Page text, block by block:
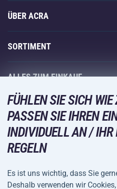
ÜBER ACRA
Über uns
Acra-Garantie
Kontakte
Großhandel
Einkaufsratgeber
SORTIMENT
Fitness und Krafttraining
Racketsportarten
Wintersport
Freizeit und Unterhaltung
Camping und Wandern
Fahrräder und Roller
ALLES ZUM EINKAUF
Acra-Garantie
Rückgabe und Reklamationen
VERSANDARTEN
ZAHLUNGSARTEN
FÜHLEN SIE SICH
PASSEN SIE IHREN
INDIVIDUELL AN / IHR
REGELN
Es ist uns wichtig, dass Sie
Deshalb verwenden wir